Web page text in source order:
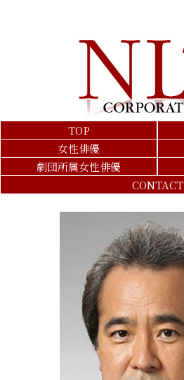
TOP
女性俳優
劇団所属女性俳優
CONTACT